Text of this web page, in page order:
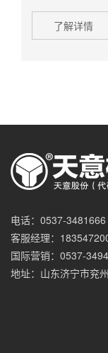
匀质生产线主要
送和计量系统
了解详情
电话：0537-3481666
客服经理：
国际营销：0537-
地址：山东济宁市兖